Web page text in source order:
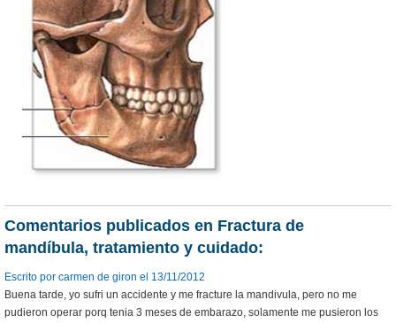
Comentarios publicados en Fractura de
mandíbula, tratamiento y cuidado:
Escrito por carmen de giron el 13/11/2012
Buena tarde, yo sufri un accidente y me fracture la mandivula, pero no me
pudieron operar porq tenia 3 meses de embarazo, solamente me pusieron los